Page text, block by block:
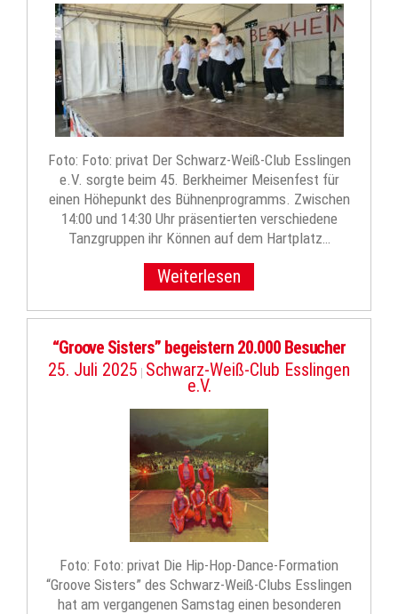
Foto: Foto: privat Der Schwarz-Weiß-Club Esslingen
e.V. sorgte beim 45. Berkheimer Meisenfest für
einen Höhepunkt des Bühnenprogramms. Zwischen
14:00 und 14:30 Uhr präsentierten verschiedene
Tanzgruppen ihr Können auf dem Hartplatz…
Weiterlesen
“Groove Sisters” begeistern 20.000 Besucher
25. Juli 2025 | Schwarz-Weiß-Club Esslingen
e.V.
Foto: Foto: privat Die Hip-Hop-Dance-Formation
“Groove Sisters” des Schwarz-Weiß-Clubs Esslingen
hat am vergangenen Samstag einen besonderen